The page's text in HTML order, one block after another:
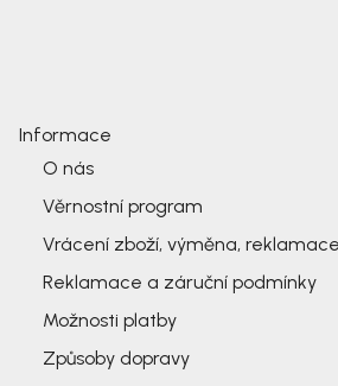
Informace
O nás
Věrnostní program
Vrácení zboží, výměna, reklamace
Reklamace a záruční podmínky
Možnosti platby
Způsoby dopravy